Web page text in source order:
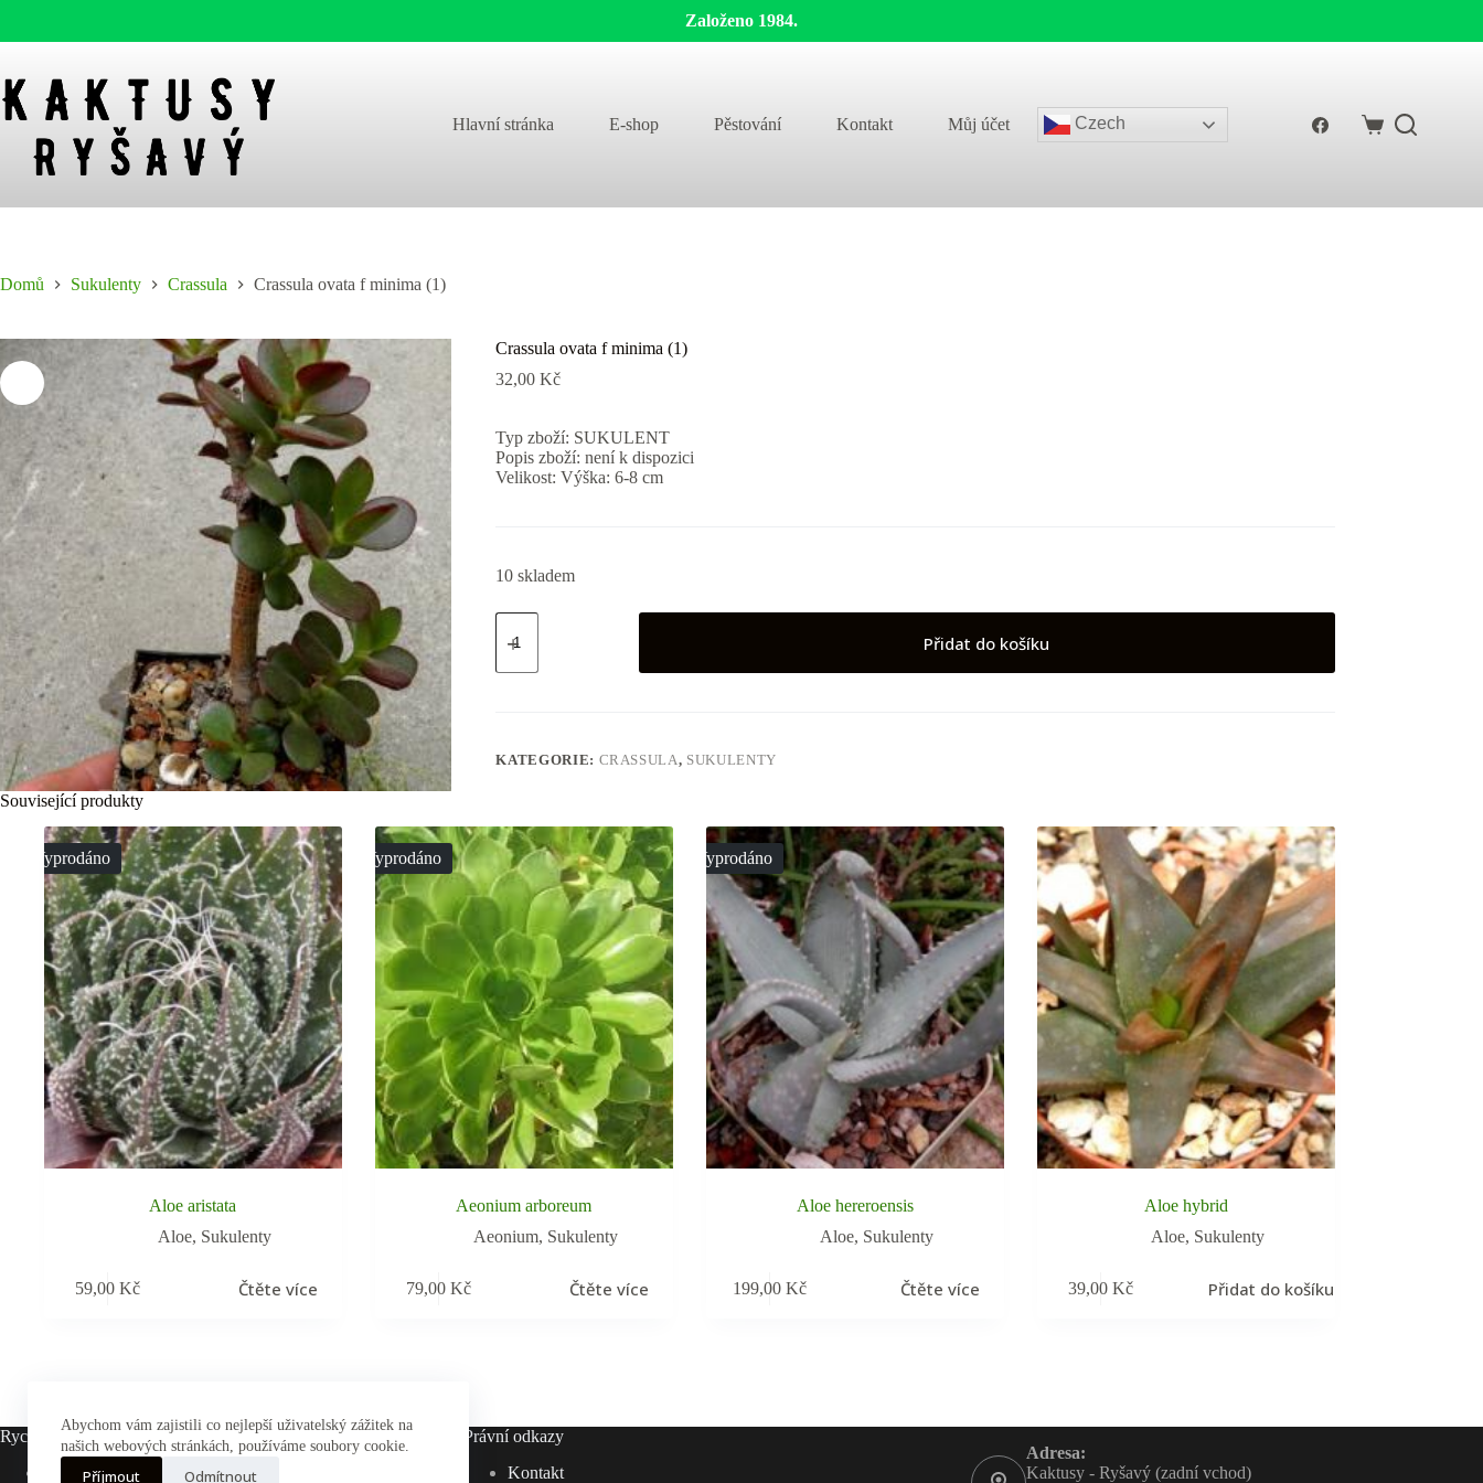
Založeno 1984.
content
Abychom vám zajistili co nejlepší uživatelský zážitek na
našich webových stránkách, používáme soubory cookie.
Příjmout Odmítnout
Hlavní stránka E-shop Pěstování Kontakt Můj účet Czech
Shopping
Domů Sukulenty Crassula Crassula ovata f minima (1)
Crassula ovata f minima (1)
32,00Kč
Typ zboží: SUKULENT
Popis zboží: není k dispozici
Velikost: Výška: 6-8 cm
10 skladem
Crassula
ovata
minima
Přidat do košíku
KATEGORIE: CRASSULA, SUKULENTY
Související produkty
Vyprodáno
Aloe aristata
Aloe, Sukulenty
59,00 Kč Čtěte více
Vyprodáno
Aeonium arboreum
Aeonium, Sukulenty
79,00 Kč Čtěte více
Vyprodáno
Aloe hereroensis
Aloe, Sukulenty
199,00 Kč Čtěte více
Aloe hybrid
Aloe, Sukulenty
39,00 Kč Přidat do košíku
Rychlé odkazy
Hlavní stránka
Právní odkazy
Kontakt
Adresa:
Kaktusy - Ryšavý (zadní vchod)